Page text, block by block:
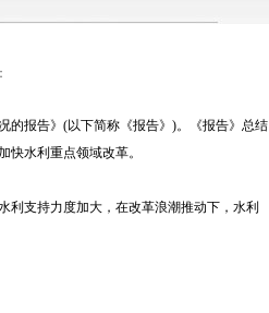
报告》(以下简称《报告》)。《报告》总结
水利重点领域改革。
利支持力度加大，在改革浪潮推动下，水利